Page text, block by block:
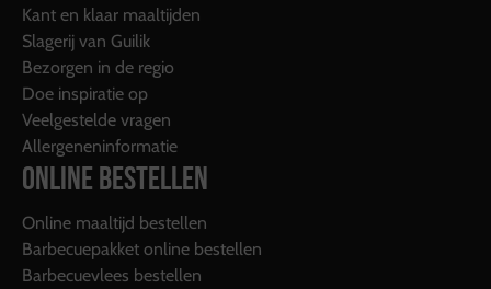
Kant en klaar maaltijden
Slagerij van Guilik
Bezorgen in de regio
Doe inspiratie op
Veelgestelde vragen
Allergeneninformatie
ONLINE BESTELLEN
Online maaltijd bestellen
Barbecuepakket online bestellen
Barbecuevlees bestellen